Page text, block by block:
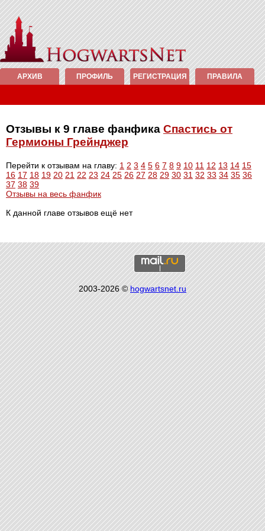
АРХИВ ПРОФИЛЬ РЕГИСТРАЦИЯ ПРАВИЛА
Отзывы к 9 главе фанфика Спастись от
Гермионы Грейнджер
Перейти к отзывам на главу: 1 2 3 4 5 6 7 8 9 10 11 12 13 14 15
16 17 18 19 20 21 22 23 24 25 26 27 28 29 30 31 32 33 34 35 36
37 38 39
Отзывы на весь фанфик
К данной главе отзывов ещё нет
2003-2026 ©hogwartsnet.ru